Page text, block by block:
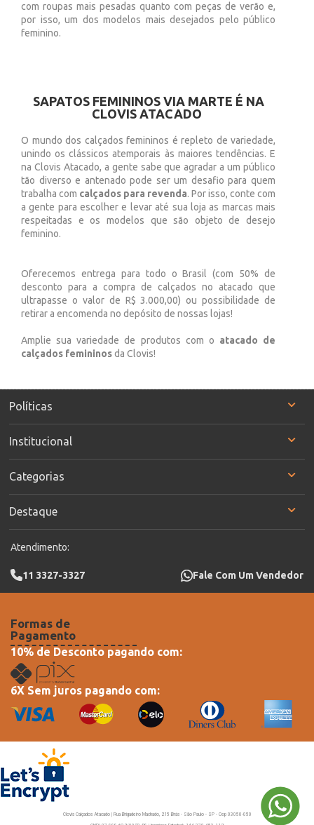
com roupas mais pesadas quanto com peças de verão e,
por isso, um dos modelos mais desejados pelo público
feminino.
SAPATOS FEMININOS VIA MARTE É NA
CLOVIS ATACADO
O mundo dos calçados femininos é repleto de variedade,
unindo os clássicos atemporais às maiores tendências. E
na Clovis Atacado, a gente sabe que agradar a um público
tão diverso e antenado pode ser um desafio para quem
trabalha com calçados para revenda. Por isso, conte com
a gente para escolher e levar até sua loja as marcas mais
respeitadas e os modelos que são objeto de desejo
feminino.
Oferecemos entrega para todo o Brasil (com 50% de
desconto para a compra de calçados no atacado que
ultrapasse o valor de R$ 3.000,00) ou possibilidade de
retirar a encomenda no depósito de nossas lojas!
Amplie sua variedade de produtos com o atacado de
calçados femininosda Clovis!
Políticas
Institucional
Categorias
Destaque
Atendimento:
11 3327-3327 Fale Com Um Vendedor
Formas de
Pagamento
10% de Desconto pagando com:
6X Sem juros pagando com:
Clovis Calçados Atacado | Rua Brigadeiro Machado, 215 Brás - São Paulo - SP - Cep 03050-050